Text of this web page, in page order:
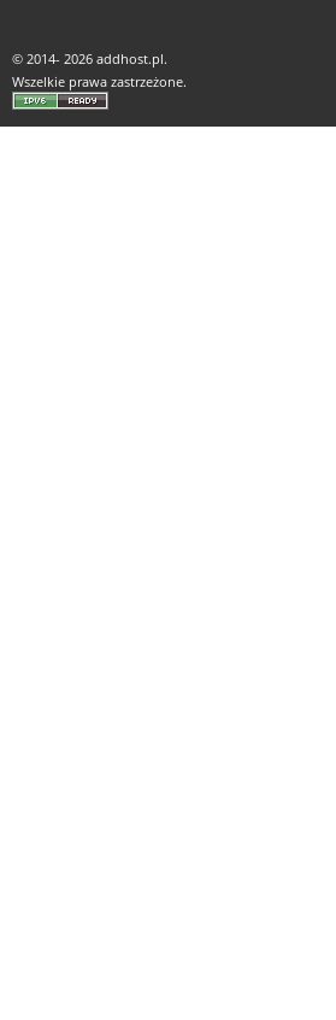
© 2014- 2026 addhost.pl.
Wszelkie prawa zastrzeżone.